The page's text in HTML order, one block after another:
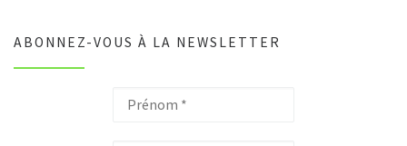
ABONNEZ-VOUS À LA NEWSLETTER